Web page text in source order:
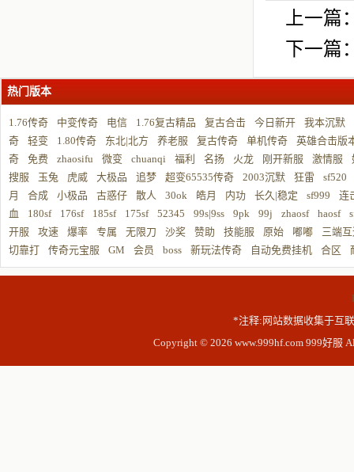
上一篇
下一篇
热门版本
1.76传奇 中变传奇 电信 1.76复古精品 复古合击 今日新开
我本沉默
奇
轻变 1.80传奇 东北|北方 养老服 复古传奇 单机传奇
英雄合击版
奇
免费 zhaosifu 微变 chuanqi 福利 名扬 火龙 刚开新服 激情服
搜服
玉兔 虎威 大极品 追梦 超变65535传奇 2003沉默 狂雷
sf520
月
合成 小极品 古惑仔 散人 30ok 皓月 内功 长久|稳定 sf999
连
血
180sf 176sf 185sf 175sf 52345 99s|9ss 9pk 99j zhaosf haosf
开服
攻速 爆率 专属 无限刀 沙奖 赞助 技能服 原始 嘟嘟
三端
切靠打
传奇元宝服 GM 会员 boss 新玩法传奇 自动免费挂机 合区
*注释:网站数据收集于互
Copyright © 2026 www.999hf.com 999好服